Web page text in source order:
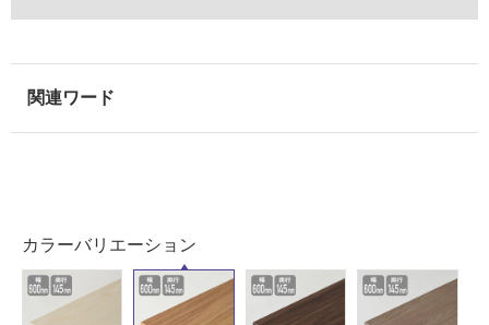
カラーバリエーション
な
外
壁・
浴